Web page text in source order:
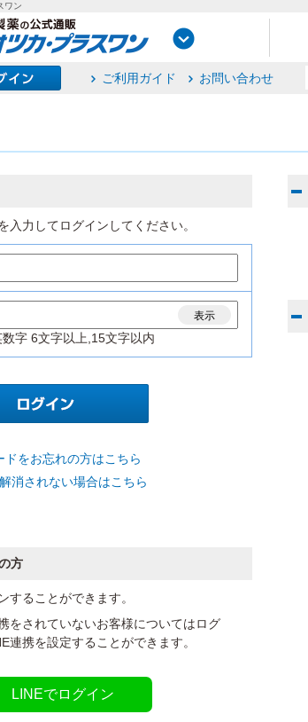
ワン
ご利用ガイド お問い合わせ
入力してログインしてください。
表示
字 6文字以上,15文字以内
ドをお忘れの方はこちら
消されない場合はこちら
方
することができます。
をされていないお客様についてはログ
連携を設定することができます。
LINEでログイン